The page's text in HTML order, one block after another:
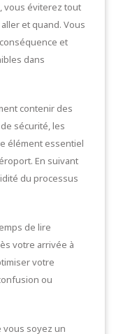
vous éviterez tout
et quand. Vous
et
dans
contenir des
sécurité, les
élément essentiel
En suivant
du processus
de lire
votre arrivée à
votre
ou
vous soyez un